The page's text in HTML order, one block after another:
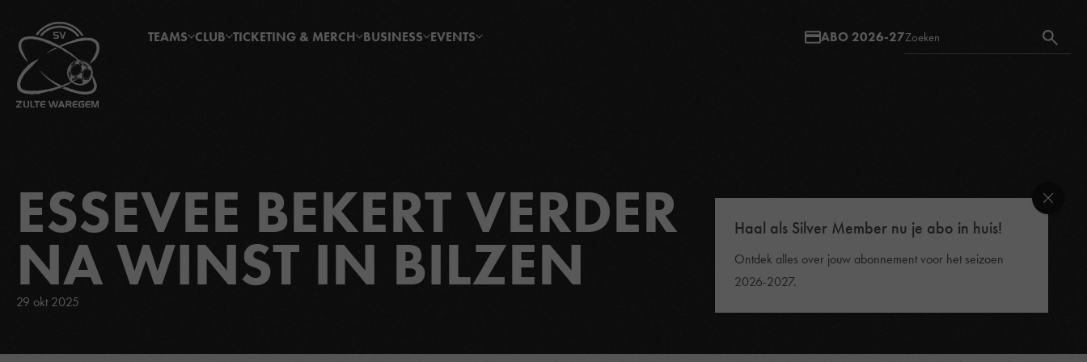
Haal als Silver Member nu je abo in huis!
Ontdek alles over jouw abonnement voor het seizoen
2026-2027.
TEAMS CLUB TICKETING & MERCH BUSINESS EVENTS ABO 2026-27
ESSEVEE BEKERT VERDER
NA WINST IN BILZEN
29 okt 2025